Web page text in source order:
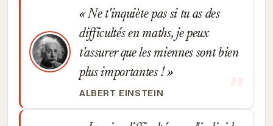
Ne t'inquiète pas si tu as des
difficultés en maths, je peux
t'assurer que les miennes sont bien
plus importantes !
ALBERT EINSTEIN